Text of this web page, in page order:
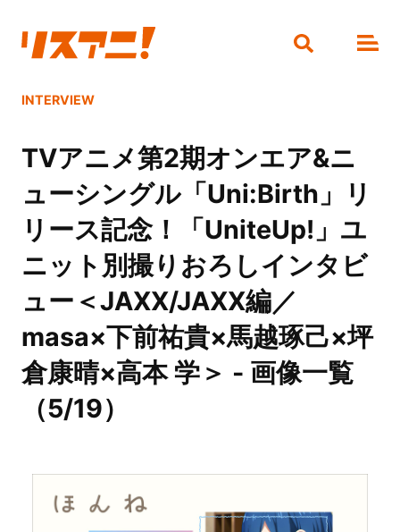
INTERVIEW
TVアニメ第2期オンエア&ニ
ューシングル「Uni:Birth」リ
リース記念！「UniteUp!」ユ
ニット別撮りおろしインタビ
ュー＜JAXX/JAXX編／
masa×下前祐貴×馬越琢己×坪
倉康晴×高本 学＞ - 画像一覧
（5/19）